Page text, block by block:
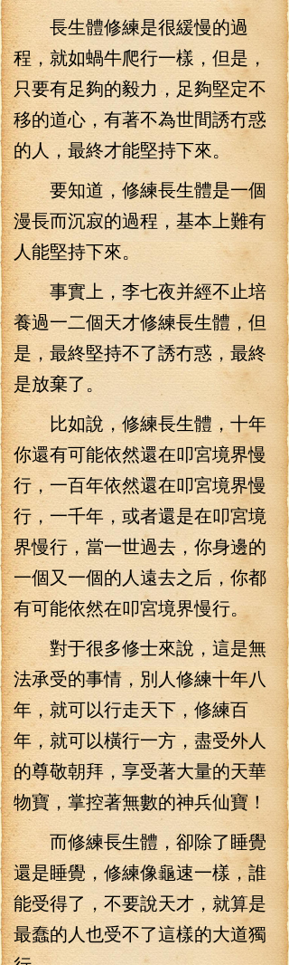
長生體修練是很緩慢的過
程，就如蝸牛爬行一樣，但是，
只要有足夠的毅力，足夠堅定不
移的道心，有著不為世間誘冇惑
的人，最終才能堅持下來。
要知道，修練長生體是一個
漫長而沉寂的過程，基本上難有
人能堅持下來。
事實上，李七夜并經不止培
養過一二個天才修練長生體，但
是，最終堅持不了誘冇惑，最終
是放棄了。
比如說，修練長生體，十年
你還有可能依然還在叩宮境界慢
行，一百年依然還在叩宮境界慢
行，一千年，或者還是在叩宮境
界慢行，當一世過去，你身邊的
一個又一個的人遠去之后，你都
有可能依然在叩宮境界慢行。
對于很多修士來說，這是無
法承受的事情，別人修練十年八
年，就可以行走天下，修練百
年，就可以橫行一方，盡受外人
的尊敬朝拜，享受著大量的天華
物寶，掌控著無數的神兵仙寶！
而修練長生體，卻除了睡覺
還是睡覺，修練像龜速一樣，誰
能受得了，不要說天才，就算是
最蠢的人也受不了這樣的大道獨